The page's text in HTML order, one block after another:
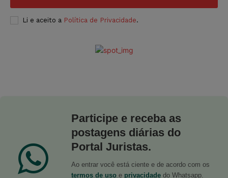
Li e aceito a Política de Privacidade.
Participe e receba as
postagens diárias do
Portal Juristas.
Ao entrar você está ciente e de acordo com os
termos de uso e privacidade do Whatsapp.